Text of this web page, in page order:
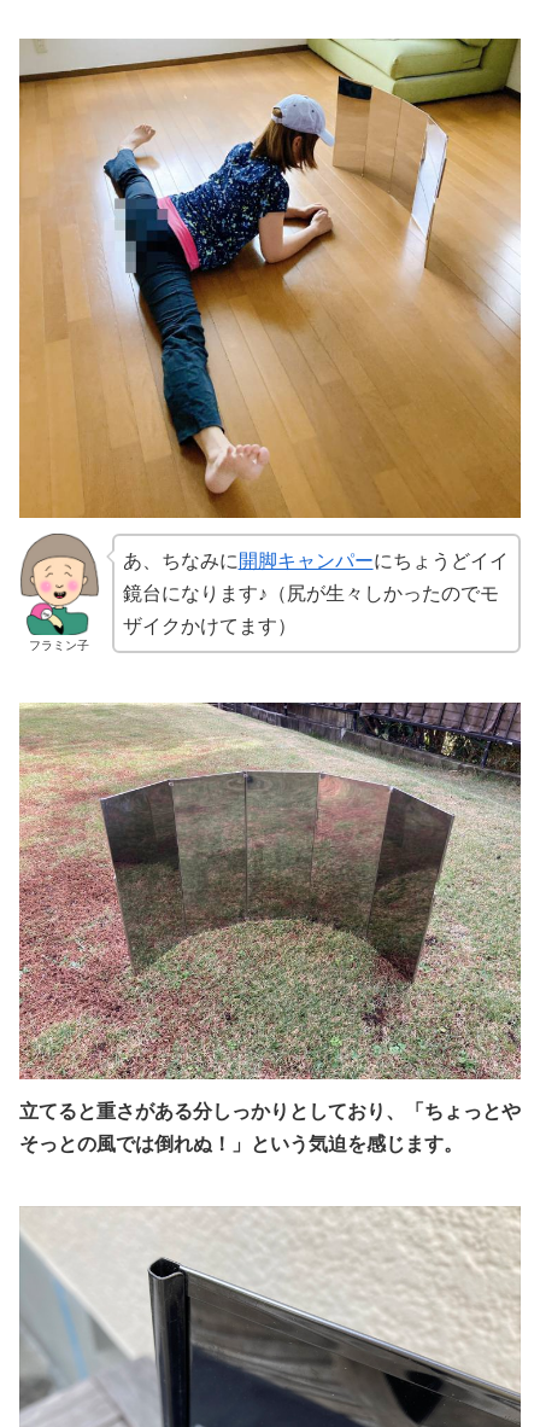
フラミン子
あ、ちなみに 開脚キャンパーにちょうどイイ
鏡台になります♪（尻が生々しかったのでモ
ザイクかけてます）
立てると重さがある分しっかりとしており、「ちょっとや
そっとの風では倒れぬ！」という気迫を感じます。